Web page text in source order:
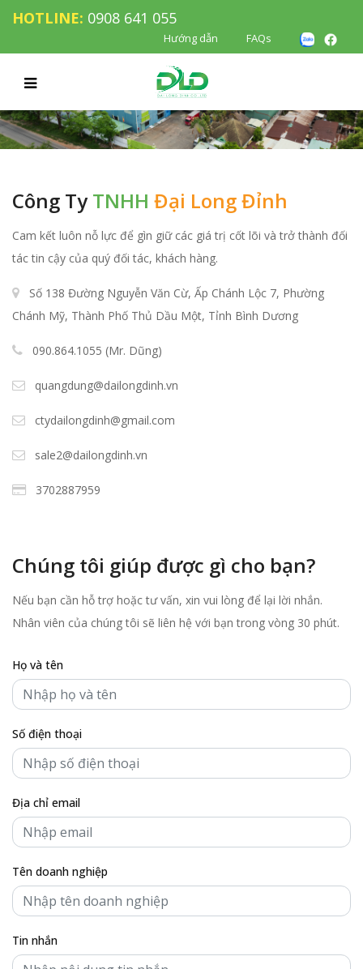
HOTLINE: 0908 641 055
Hướng dẫn FAQs
Công TyTNHH Đại Long Đỉnh
Cam kết luôn nỗ lực để gìn giữ các giá trị cốt lõi và trở thành đối
tác tin cậy của quý đối tác, khách hàng.
Số 138 Đường Nguyễn Văn Cừ, Ấp Chánh Lộc 7, Phường
Chánh Mỹ, Thành Phố Thủ Dầu Một, Tỉnh Bình Dương
090.864.1055 (Mr. Dũng)
quangdung@dailongdinh.vn
ctydailongdinh@gmail.com
sale2@dailongdinh.vn
3702887959
Chúng tôi giúp được gì cho bạn?
Nếu bạn cần hỗ trợ hoặc tư vấn, xin vui lòng để lại lời nhắn.
Nhân viên của chúng tôi sẽ liên hệ với bạn trong vòng 30 phút.
Họ và tên
Số điện thoại
Địa chỉ email
Tên doanh nghiệp
Tin nhắn